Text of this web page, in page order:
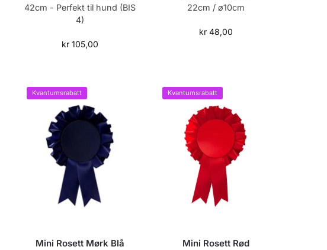
42cm - Perfekt til hund (BIS
4)
kr105,00
22cm / ø10cm
kr48,00
Kvantumsrabatt
Mini Rosett Mørk Blå
Kvantumsrabatt
Mini Rosett Rød